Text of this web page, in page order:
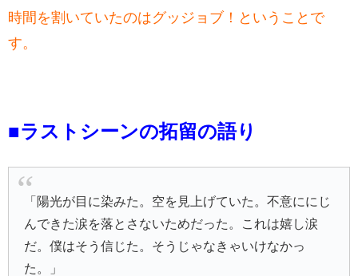
時間を割いていたのはグッジョブ！ということで
す。
■ラストシーンの拓留の語り
「陽光が目に染みた。空を見上げていた。不意ににじ
んできた涙を落とさないためだった。これは嬉し涙
だ。僕はそう信じた。そうじゃなきゃいけなかっ
た。」